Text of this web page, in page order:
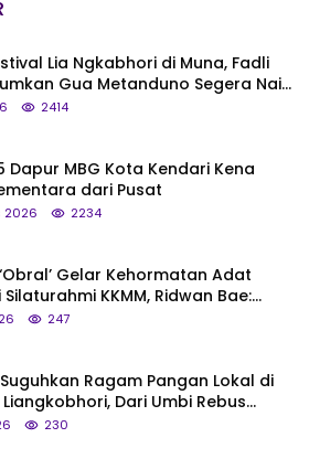
Lia Ngkabhori di Muna, Fadli
Gua Metanduno Segera Naik
Cagar Budaya Nasional
2414
Dapur MBG Kota Kendari Kena
dari Pusat
2026 2234
Gelar Kehormatan Adat
KKMM, Ridwan Bae:
Tipe Begitu, Belum Pantas!
247
Ragam Pangan Lokal di
Dari Umbi Rebus
Beras Muna
230